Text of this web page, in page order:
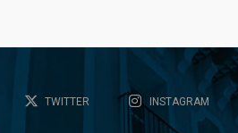
TWITTER INSTAGRAM